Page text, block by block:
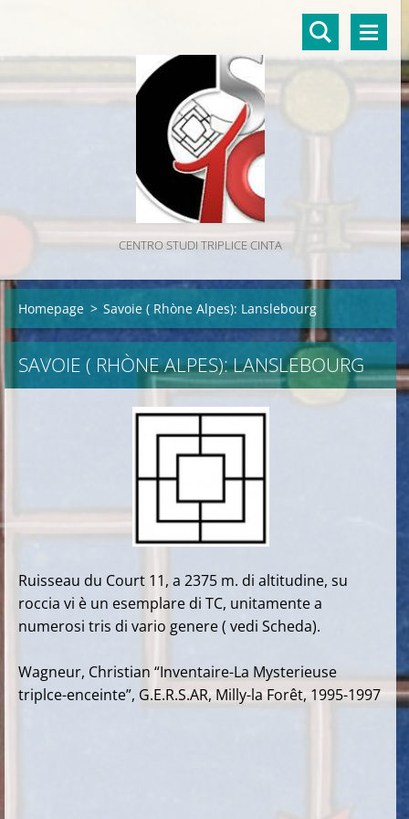
CENTRO STUDI TRIPLICE CINTA
Homepage > Savoie ( Rhòne Alpes): Lanslebourg
SAVOIE ( RHÒNE ALPES): LANSLEBOURG
Ruisseau du Court 11, a 2375 m. di altitudine, su
roccia vi è un esemplare di TC, unitamente a
numerosi tris di vario genere ( vedi Scheda).
Wagneur, Christian “Inventaire-La Mysterieuse
triplce-enceinte”, G.E.R.S.AR, Milly-la Forêt, 1995-1997